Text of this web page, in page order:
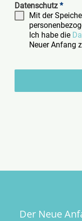
Datenschutz *
Mit der
Ich habe die
Neuer Anfang
Der Neue